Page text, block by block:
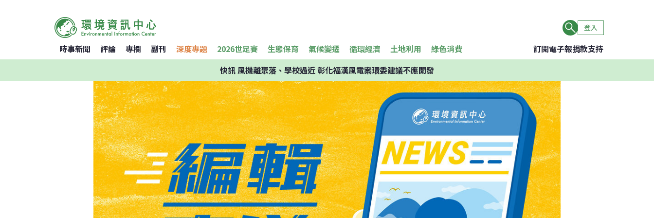
登入
時事新聞 評論 專欄 副刊 深度專題 2026世足賽 生態保育 氣候變遷 循環經濟 土地利用 綠色消費 訂閱電子報捐款支持
快訊風機離聚落、學校過近 彰化福漢風電案環委建議不應開發